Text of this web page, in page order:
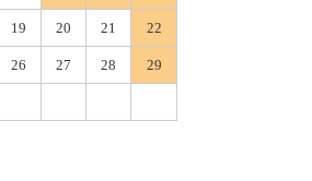
19 20 21 22
26 27 28 29